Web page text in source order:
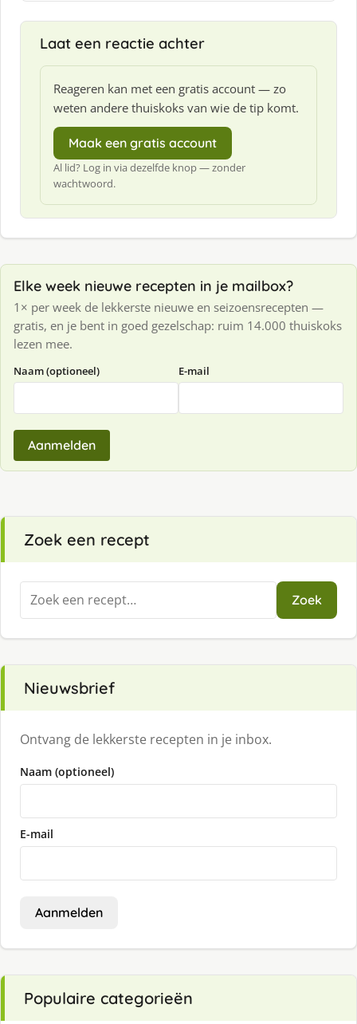
:
Laat een reactie achter
Reageren kan met een gratis account — zo
weten andere thuiskoks van wie de tip komt.
Maak een gratis account
Al lid? Log in via dezelfde knop — zonder
wachtwoord.
Elke week nieuwe recepten in je mailbox?
1× per week de lekkerste nieuwe en seizoensrecepten —
gratis, en je bent in goed gezelschap: ruim 14.000 thuiskoks
lezen mee.
Naam (optioneel) E-mail
Aanmelden
Zoek een recept
Zoeken
naar:
Zoek
Nieuwsbrief
Ontvang de lekkerste recepten in je inbox.
Naam (optioneel)
E-mail
Aanmelden
Populaire categorieën